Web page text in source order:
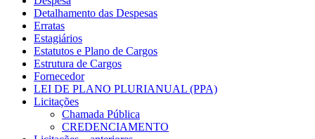
Detalhamento das Despesas
Erratas
Estagiários
Estatutos e Plano de Cargos
Estrutura de Cargos
Fornecedor
LEI DE PLANO PLURIANUAL (PPA)
Licitações
Chamada Pública
CREDENCIAMENTO